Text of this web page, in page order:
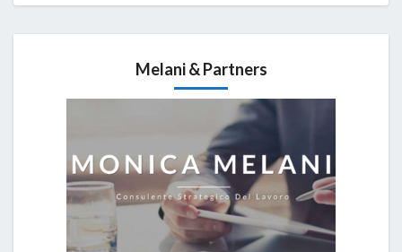
Melani & Partners